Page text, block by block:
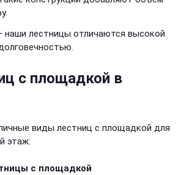
наши лестницы отличаются высокой
с площадкой в
виды лестниц с площадкой для
этаж:
с площадкой